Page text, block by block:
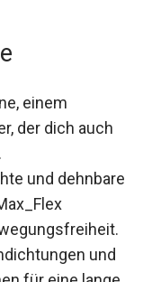
der dich
und